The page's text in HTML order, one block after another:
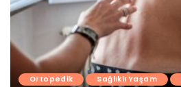
Ortopedik Sağlıklı Yaşam